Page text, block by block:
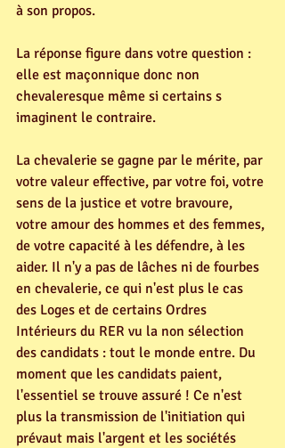
à son propos.
La réponse figure dans votre question :
elle est maçonnique donc non
chevaleresque même si certains s
imaginent le contraire.
La chevalerie se gagne par le mérite, par
votre valeur effective, par votre foi, votre
sens de la justice et votre bravoure,
votre amour des hommes et des femmes,
de votre capacité à les défendre, à les
aider. Il n'y a pas de lâches ni de fourbes
en chevalerie, ce qui n'est plus le cas
des Loges et de certains Ordres
Intérieurs du RER vu la non sélection
des candidats : tout le monde entre. Du
moment que les candidats paient,
l'essentiel se trouve assuré ! Ce n'est
plus la transmission de l'initiation qui
prévaut mais l'argent et les sociétés